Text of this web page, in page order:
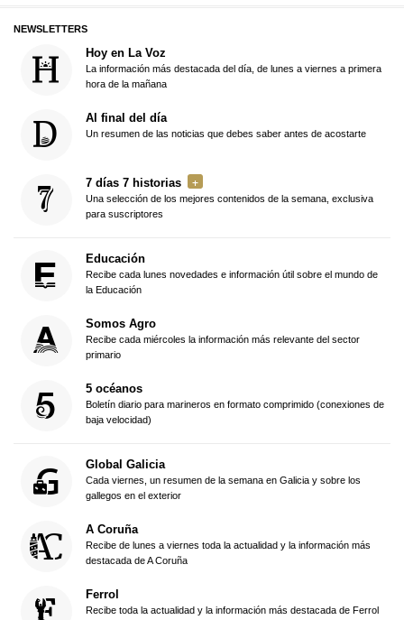
NEWSLETTERS
Hoy en La Voz
La información más destacada del día, de lunes a viernes a primera
hora de la mañana
Al final del día
Un resumen de las noticias que debes saber antes de acostarte
7 días 7 historias
Una selección de los mejores contenidos de la semana, exclusiva
para suscriptores
Educación
Recibe cada lunes novedades e información útil sobre el mundo de
la Educación
Somos Agro
Recibe cada miércoles la información más relevante del sector
primario
5 océanos
Boletín diario para marineros en formato comprimido (conexiones de
baja velocidad)
Global Galicia
Cada viernes, un resumen de la semana en Galicia y sobre los
gallegos en el exterior
A Coruña
Recibe de lunes a viernes toda la actualidad y la información más
destacada de A Coruña
Ferrol
Recibe toda la actualidad y la información más destacada de Ferrol